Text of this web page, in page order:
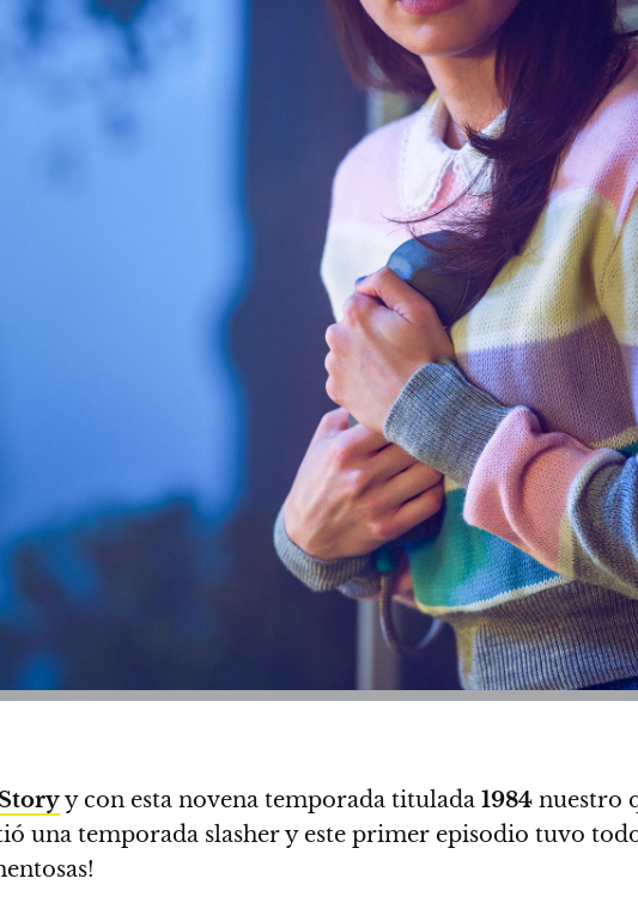
y con esta novena temporada titulada 1984 nuestro
una temporada slasher y este primer episodio tuvo